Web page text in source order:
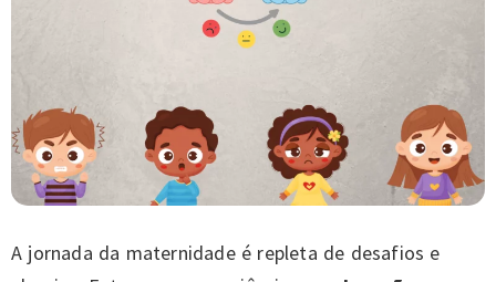
A jornada da maternidade é repleta de desafios e